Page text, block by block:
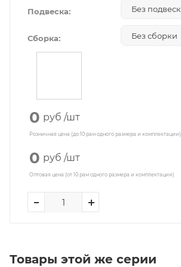
Подвеска:
Сборка:
0 руб /шт
Розничная цена (до 10 рам одного размера и комплектации)
0 руб /шт
Оптовая цена (от 10 рам одного размера и комплектации)
Товары этой же серии